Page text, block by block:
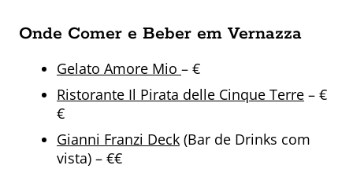
Onde Comer e Beber em Vernazza
Gelato Amore Mio – €
Ristorante Il Pirata delle Cinque Terre – €
€
Gianni Franzi Deck (Bar de Drinks com
vista) – €€